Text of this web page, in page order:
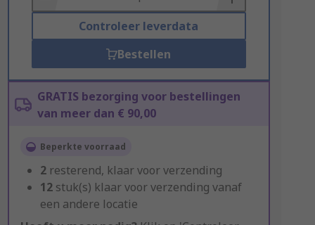
Controleer leverdata
Bestellen
GRATIS bezorging voor bestellingen
van meer dan € 90,00
Beperkte voorraad
2 resterend, klaar voor verzending
12 stuk(s) klaar voor verzending vanaf
een andere locatie